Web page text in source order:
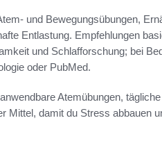
und Bewegungsübungen,
Entlastung. Empfehlungen
und Schlafforschung; bei
oder PubMed.
Atemübungen,
Mittel, damit du Stress abbauen